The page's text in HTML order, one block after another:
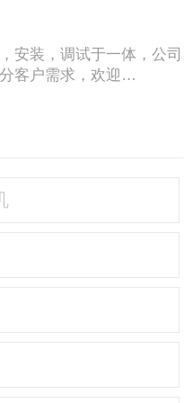
安装，调试于一体，公司
客户需求，欢迎…